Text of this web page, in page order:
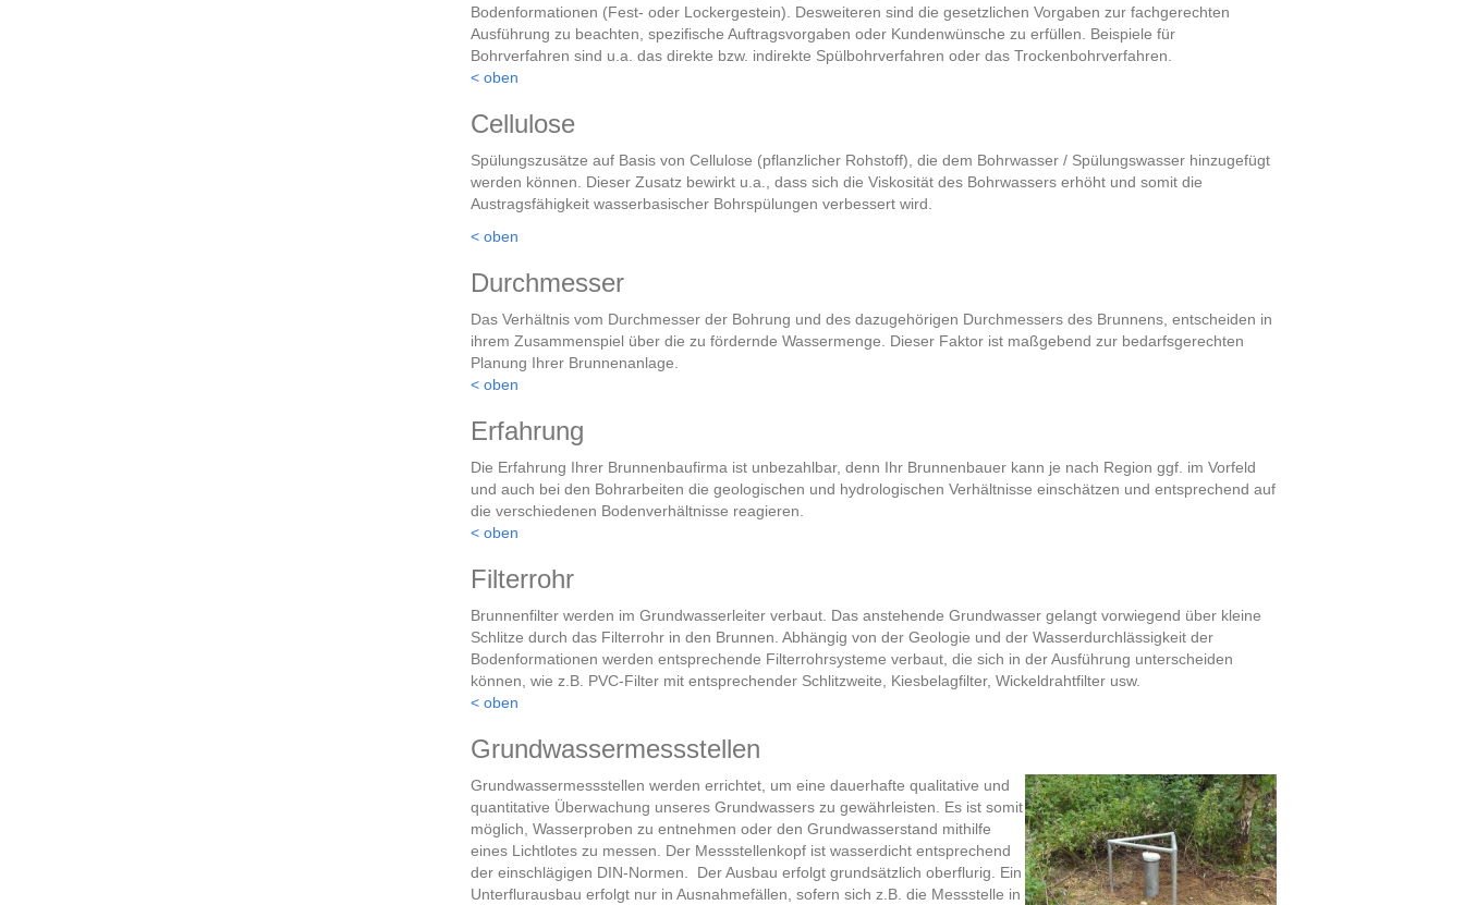
Bodenformationen (Fest- oder Lockergestein). Desweiteren sind die gesetzlichen Vorgaben zur fachgerechten
Ausführung zu beachten, spezifische Auftragsvorgaben oder Kundenwünsche zu erfüllen. Beispiele für
Bohrverfahren sind u.a. das direkte bzw. indirekte Spülbohrverfahren oder das Trockenbohrverfahren.
< oben
Cellulose
Spülungszusätze auf Basis von Cellulose (pflanzlicher Rohstoff), die dem Bohrwasser / Spülungswasser hinzugefügt
werden können. Dieser Zusatz bewirkt u.a., dass sich die Viskosität des Bohrwassers erhöht und somit die
Austragsfähigkeit wasserbasischer Bohrspülungen verbessert wird.
< oben
Durchmesser
Das Verhältnis vom Durchmesser der Bohrung und des dazugehörigen Durchmessers des Brunnens, entscheiden in
ihrem Zusammenspiel über die zu fördernde Wassermenge. Dieser Faktor ist maßgebend zur bedarfsgerechten
Planung Ihrer Brunnenanlage.
< oben
Erfahrung
Die Erfahrung Ihrer Brunnenbaufirma ist unbezahlbar, denn Ihr Brunnenbauer kann je nach Region ggf. im Vorfeld
und auch bei den Bohrarbeiten die geologischen und hydrologischen Verhältnisse einschätzen und entsprechend auf
die verschiedenen Bodenverhältnisse reagieren.
< oben
Filterrohr
Brunnenfilter werden im Grundwasserleiter verbaut. Das anstehende Grundwasser gelangt vorwiegend über kleine
Schlitze durch das Filterrohr in den Brunnen. Abhängig von der Geologie und der Wasserdurchlässigkeit der
Bodenformationen werden entsprechende Filterrohrsysteme verbaut, die sich in der Ausführung unterscheiden
können, wie z.B. PVC-Filter mit entsprechender Schlitzweite, Kiesbelagfilter, Wickeldrahtfilter usw.
< oben
Grundwassermessstellen
Grundwassermessstellen werden errichtet, um eine dauerhafte qualitative und
quantitative Überwachung unseres Grundwassers zu gewährleisten. Es ist somit
möglich, Wasserproben zu entnehmen oder den Grundwasserstand mithilfe
eines Lichtlotes zu messen. Der Messstellenkopf ist wasserdicht entsprechend
der einschlägigen DIN-Normen. Der Ausbau erfolgt grundsätzlich oberflurig. Ein
Unterflurausbau erfolgt nur in Ausnahmefällen, sofern sich z.B. die Messstelle in